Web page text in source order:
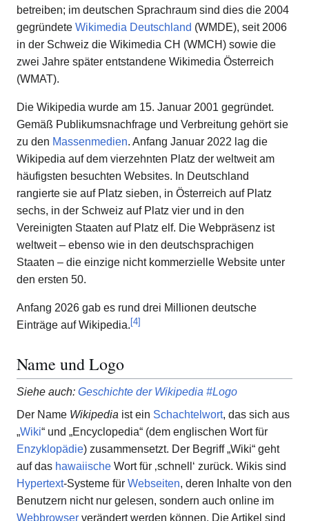
betreiben; im deutschen Sprachraum sind dies die 2004
gegründete Wikimedia Deutschland (WMDE), seit 2006
in der Schweiz die Wikimedia CH (WMCH) sowie die
zwei Jahre später entstandene Wikimedia Österreich
(WMAT).
Die Wikipedia wurde am 15. Januar 2001 gegründet.
Gemäß Publikumsnachfrage und Verbreitung gehört sie
zu den Massenmedien. Anfang Januar 2022 lag die
Wikipedia auf dem vierzehnten Platz der weltweit am
häufigsten besuchten Websites. In Deutschland
rangierte sie auf Platz sieben, in Österreich auf Platz
sechs, in der Schweiz auf Platz vier und in den
Vereinigten Staaten auf Platz elf. Die Webpräsenz ist
weltweit – ebenso wie in den deutschsprachigen
Staaten – die einzige nicht kommerzielle Website unter
den ersten 50.
Anfang 2026 gab es rund drei Millionen deutsche
Einträge auf Wikipedia.[4]
Name und Logo
Siehe auch: Geschichte der Wikipedia #Logo
Der Name Wikipedia ist ein Schachtelwort, das sich aus
„Wiki“ und „Encyclopedia“ (dem englischen Wort für
Enzyklopädie) zusammensetzt. Der Begriff „Wiki“ geht
auf das hawaiische Wort für ‚schnell‘ zurück. Wikis sind
Hypertext-Systeme für Webseiten, deren Inhalte von den
Benutzern nicht nur gelesen, sondern auch online im
Webbrowser verändert werden können. Die Artikel sind